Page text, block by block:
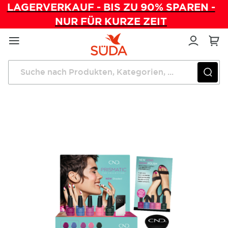
LAGERVERKAUF - BIS ZU 90% SPAREN -
NUR FÜR KURZE ZEIT
Direkt
zum
Inhalt
Startseite The Prismatic Collection Vinylux